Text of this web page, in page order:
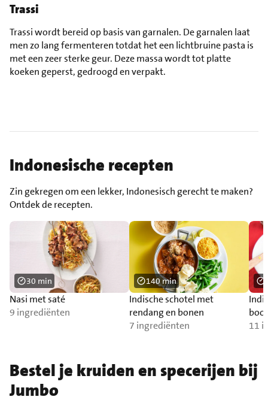
Trassi
Trassi wordt bereid op basis van garnalen. De garnalen laat
men zo lang fermenteren totdat het een lichtbruine pasta is
met een zeer sterke geur. Deze massa wordt tot platte
koeken geperst, gedroogd en verpakt.
Indonesische recepten
Zin gekregen om een lekker, Indonesisch gerecht te maken?
Ontdek de recepten.
Nasi met saté
9 ingrediënten
30 min
Indische schotel met
rendang en bonen
7 ingrediënten
140 min
11
Bestel je kruiden en specerijen bij
Jumbo